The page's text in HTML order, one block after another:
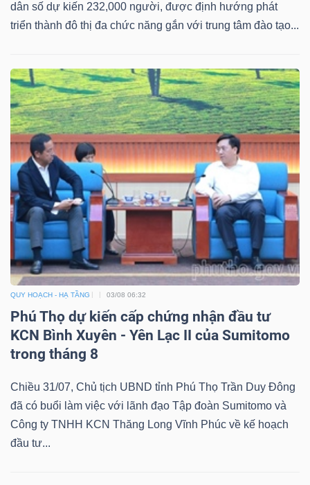
dân số dự kiến 232,000 người, được định hướng phát
triển thành đô thị đa chức năng gắn với trung tâm đào tạo...
QUY HOẠCH - HẠ TẦNG 03/08 06:32
Phú Thọ dự kiến cấp chứng nhận đầu tư
KCN Bình Xuyên - Yên Lạc II của Sumitomo
trong tháng 8
Chiều 31/07, Chủ tịch UBND tỉnh Phú Thọ Trần Duy Đông
đã có buổi làm việc với lãnh đạo Tập đoàn Sumitomo và
Công ty TNHH KCN Thăng Long Vĩnh Phúc về kế hoạch
đầu tư...
Tất cả Cổ phiếu Chỉ số Chứng chỉ quỹ Chứng
Lãnh
đạo
(-)
Tất cả Người nội bộ Người liên quan Cổ đông lớn
Tin
tức
(-)
Bài
viết
của
tác
giả
(-)
Báo
cáo
phân